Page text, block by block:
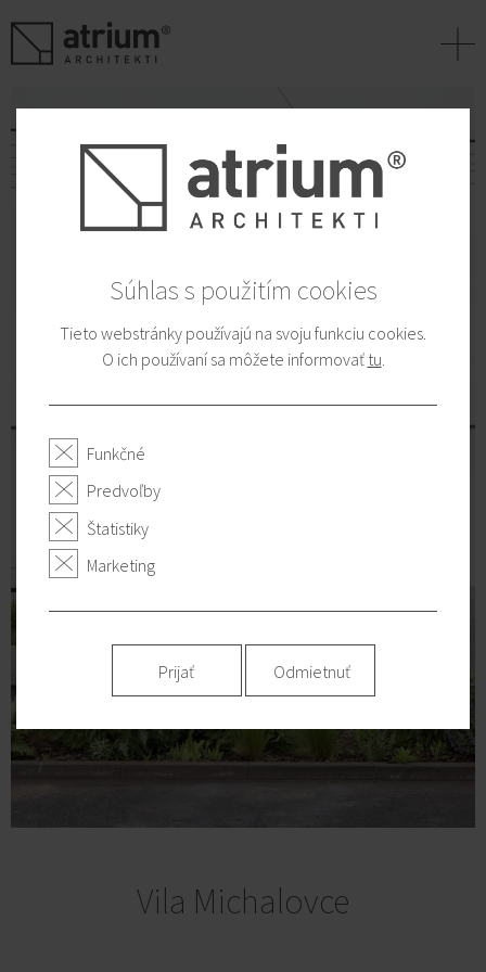
+
Vila Michalovce
Súhlas s použitím cookies
Tieto webstránky používajú na svoju funkciu cookies.
O ich používaní sa môžete informovať tu
Funkčné
Predvoľby
Štatistiky
Marketing
Prijať Odmietnuť